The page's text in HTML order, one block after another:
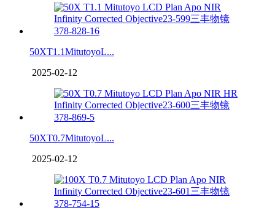
50XT1.1MitutoyoL...
2025-02-12
50XT0.7MitutoyoL...
2025-02-12